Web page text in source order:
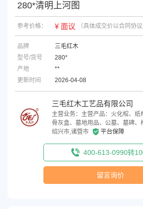
280*清明上河图
参考价格： ¥ 面议 （具体成交价以合同协议
品牌
三毛红木
型号/货号
280*
产地
**
更新时间
2026-04-08
三毛红木工艺品有限公司
主营业务：主营产品：火化棺、纸
骨灰盒、墓地用品、公墓、墓碑、
绍兴市,诸暨市
平台保障
400-613-0990转
留言询价